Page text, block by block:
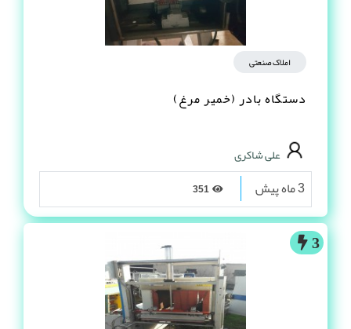
املاک صنعتی
دستگاه بادر (خمیر مرغ)
علی شاکری
3 ماه پیش
3